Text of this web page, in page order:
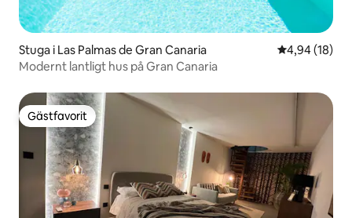
Stuga i Las Palmas de Gran Canaria 4,94 av 5 i
4,94 (18)
Modernt lantligt hus på Gran Canaria
Gästfavorit
Gästfavorit